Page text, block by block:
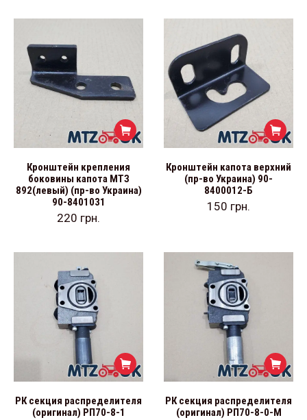
Кронштейн крепления
боковины капота МТЗ
892(левый) (пр-во Украина)
90-8401031
220 грн.
Кронштейн капота верхний
(пр-во Украина) 90-
8400012-Б
150 грн.
РК секция распределителя
(оригинал) РП70-8-1
РК секция распределителя
(оригинал) РП70-8-0-М